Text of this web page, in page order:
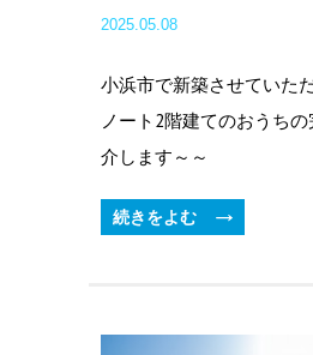
2025.05.08
小浜市で新築させていた
ノート2階建てのおうち
介します～～
続きをよむ